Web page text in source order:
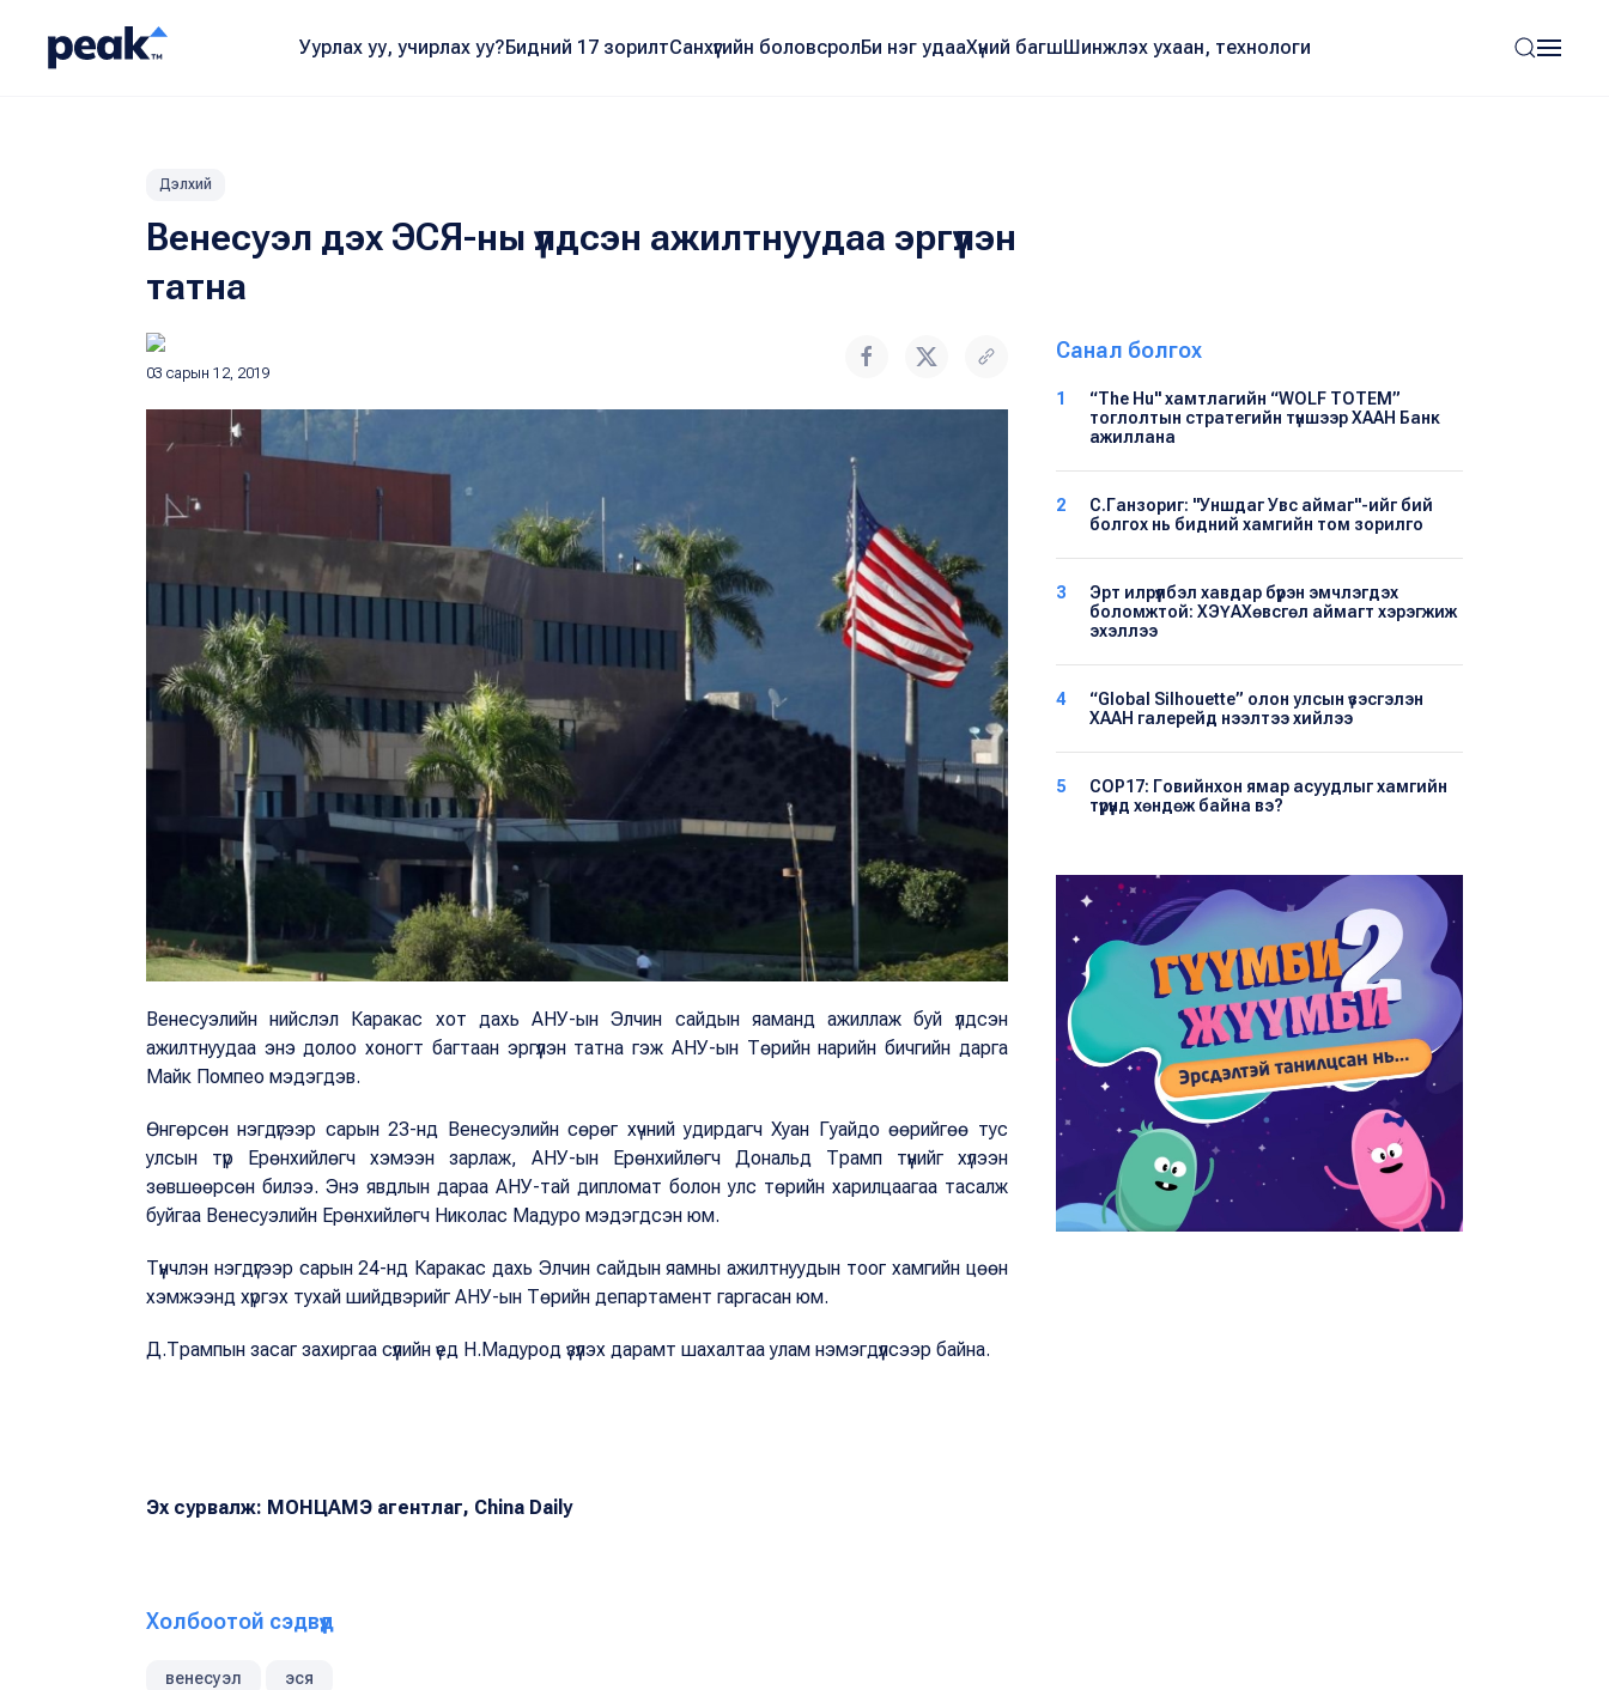
Уурлах уу, учирлах уу?Бидний 17 зорилтСанхүүгийн боловсролБи нэг удааХүний багшШинжлэх ухаан, технологи
Дэлхий
Венесуэл дэх ЭСЯ-ны үлдсэн ажилтнуудаа эргүүлэн
татна
03 сарын 12, 2019
Венесуэлийн нийслэл Каракас хот дахь АНУ-ын Элчин сайдын яаманд ажиллаж буй үлдсэн
ажилтнуудаа энэ долоо хоногт багтаан эргүүлэн татна гэж АНУ-ын Төрийн нарийн бичгийн дарга
Майк Помпео мэдэгдэв.
Өнгөрсөн нэгдүгээр сарын 23-нд Венесуэлийн сөрөг хүчний удирдагч Хуан Гуайдо өөрийгөө тус
улсын түр Ерөнхийлөгч хэмээн зарлаж, АНУ-ын Ерөнхийлөгч Дональд Трамп түүнийг хүлээн
зөвшөөрсөн билээ. Энэ явдлын дараа АНУ-тай дипломат болон улс төрийн харилцаагаа тасалж
буйгаа Венесуэлийн Ерөнхийлөгч Николас Мадуро мэдэгдсэн юм.
Түүнчлэн нэгдүгээр сарын 24-нд Каракас дахь Элчин сайдын яамны ажилтнуудын тоог хамгийн цөөн
хэмжээнд хүргэх тухай шийдвэрийг АНУ-ын Төрийн департамент гаргасан юм.
Д.Трампын засаг захиргаа сүүлийн үед Н.Мадурод үзүүлэх дарамт шахалтаа улам нэмэгдүүлсээр байна.
Эх сурвалж: МОНЦАМЭ агентлаг, China Daily
Холбоотой сэдвүүд
венесуэл эся
Санал болгох
1
“The Hu" хамтлагийн “WOLF TOTEM”
тоглолтын стратегийн түншээр ХААН Банк
ажиллана
2
С.Ганзориг: "Уншдаг Увс аймаг"-ийг бий
болгох нь бидний хамгийн том зорилго
3
Эрт илрүүлбэл хавдар бүрэн эмчлэгдэх
боломжтой: ХЭҮА​Хөвсгөл аймагт хэрэгжиж
эхэллээ
4
“Global Silhouette” олон улсын үзэсгэлэн
ХААН галерейд нээлтээ хийлээ
5
COP17: Говийнхон ямар асуудлыг хамгийн
түрүүнд хөндөж байна вэ?